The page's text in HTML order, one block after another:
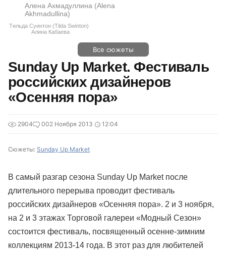
Алена Ахмадуллина (Alena
Akhmadullina)
Тильда Суинтон (Tilda Swinton)
Алина Кабаева
Все сюжеты
Sunday Up Market. Фестиваль
российских дизайнеров
«Осенняя пора»
2904 002 Ноября 2013 12:04
Сюжеты: Sunday Up Market
В самый разгар сезона Sunday Up Market после
длительного перерыва проводит фестиваль
российских дизайнеров «Осенняя пора». 2 и 3 ноября,
на 2 и 3 этажах Торговой галереи «Модный Сезон»
состоится фестиваль, посвященный осенне-зимним
коллекциям 2013-14 года. В этот раз для любителей